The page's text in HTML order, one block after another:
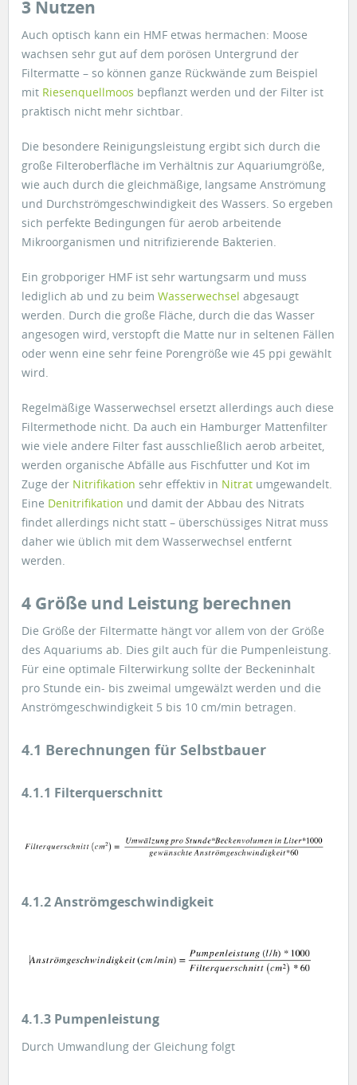
3 Nutzen
Auch optisch kann ein HMF etwas hermachen: Moose
wachsen sehr gut auf dem porösen Untergrund der
Filtermatte – so können ganze Rückwände zum Beispiel
mit Riesenquellmoos bepflanzt werden und der Filter ist
praktisch nicht mehr sichtbar.
Die besondere Reinigungsleistung ergibt sich durch die
große Filteroberfläche im Verhältnis zur Aquariumgröße,
wie auch durch die gleichmäßige, langsame Anströmung
und Durchströmgeschwindigkeit des Wassers. So ergeben
sich perfekte Bedingungen für aerob arbeitende
Mikroorganismen und nitrifizierende Bakterien.
Ein grobporiger HMF ist sehr wartungsarm und muss
lediglich ab und zu beim Wasserwechsel abgesaugt
werden. Durch die große Fläche, durch die das Wasser
angesogen wird, verstopft die Matte nur in seltenen Fällen
oder wenn eine sehr feine Porengröße wie 45 ppi gewählt
wird.
Regelmäßige Wasserwechsel ersetzt allerdings auch diese
Filtermethode nicht. Da auch ein Hamburger Mattenfilter
wie viele andere Filter fast ausschließlich aerob arbeitet,
werden organische Abfälle aus Fischfutter und Kot im
Zuge der Nitrifikation sehr effektiv in Nitrat umgewandelt.
Eine Denitrifikation und damit der Abbau des Nitrats
findet allerdings nicht statt – überschüssiges Nitrat muss
daher wie üblich mit dem Wasserwechsel entfernt
werden.
4 Größe und Leistung berechnen
Die Größe der Filtermatte hängt vor allem von der Größe
des Aquariums ab. Dies gilt auch für die Pumpenleistung.
Für eine optimale Filterwirkung sollte der Beckeninhalt
pro Stunde ein- bis zweimal umgewälzt werden und die
Anströmgeschwindigkeit 5 bis 10 cm/min betragen.
4.1 Berechnungen für Selbstbauer
4.1.1 Filterquerschnitt
4.1.2 Anströmgeschwindigkeit
4.1.3 Pumpenleistung
Durch Umwandlung der Gleichung folgt